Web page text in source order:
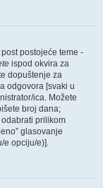
postojeće teme -
ispod okvira za
dopuštenje za
odgovora [svaki u
ica. Možete
broj dana;
prilikom
glasovanje
e opciju/e)].